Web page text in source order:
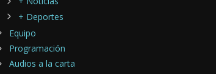
+ Deportes
Equipo
Programación
Audios a la carta